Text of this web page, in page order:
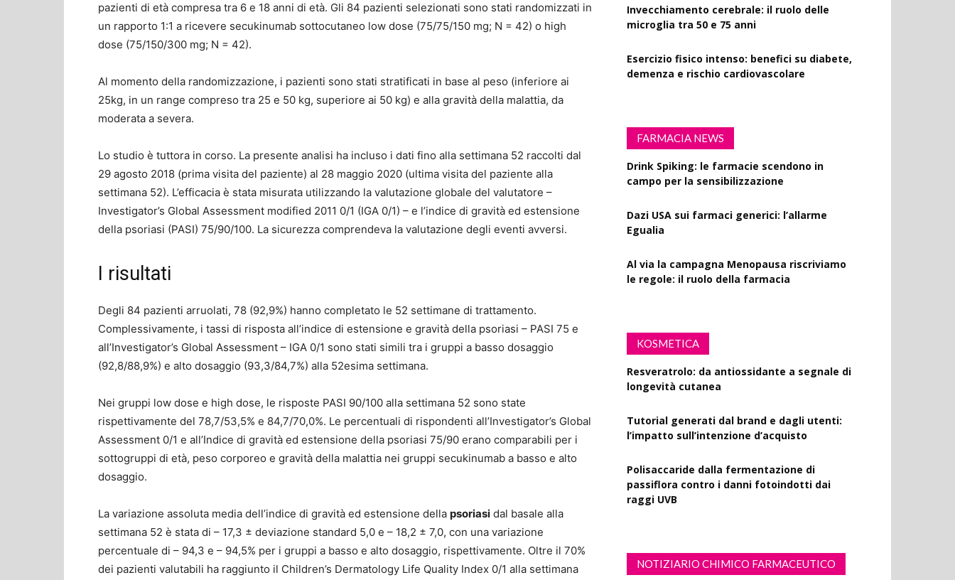
pazienti di età compresa tra 6 e 18 anni di età. Gli 84 pazienti selezionati sono stati randomizzati in
un rapporto 1:1 a ricevere secukinumab sottocutaneo low dose (75/75/150 mg; N = 42) o high
dose (75/150/300 mg; N = 42).
Al momento della randomizzazione, i pazienti sono stati stratificati in base al peso (inferiore ai
25kg, in un range compreso tra 25 e 50 kg, superiore ai 50 kg) e alla gravità della malattia, da
moderata a severa.
Lo studio è tuttora in corso. La presente analisi ha incluso i dati fino alla settimana 52 raccolti dal
29 agosto 2018 (prima visita del paziente) al 28 maggio 2020 (ultima visita del paziente alla
settimana 52). L’efficacia è stata misurata utilizzando la valutazione globale del valutatore –
Investigator’s Global Assessment modified 2011 0/1 (IGA 0/1) – e l’indice di gravità ed estensione
della psoriasi (PASI) 75/90/100. La sicurezza comprendeva la valutazione degli eventi avversi.
I risultati
Degli 84 pazienti arruolati, 78 (92,9%) hanno completato le 52 settimane di trattamento.
Complessivamente, i tassi di risposta all’indice di estensione e gravità della psoriasi – PASI 75 e
all’Investigator’s Global Assessment – IGA 0/1 sono stati simili tra i gruppi a basso dosaggio
(92,8/88,9%) e alto dosaggio (93,3/84,7%) alla 52esima settimana.
Nei gruppi low dose e high dose, le risposte PASI 90/100 alla settimana 52 sono state
rispettivamente del 78,7/53,5% e 84,7/70,0%. Le percentuali di rispondenti all’Investigator’s Global
Assessment 0/1 e all’Indice di gravità ed estensione della psoriasi 75/90 erano comparabili per i
sottogruppi di età, peso corporeo e gravità della malattia nei gruppi secukinumab a basso e alto
dosaggio.
La variazione assoluta media dell’indice di gravità ed estensione della psoriasi dal basale alla
settimana 52 è stata di – 17,3 ± deviazione standard 5,0 e – 18,2 ± 7,0, con una variazione
percentuale di – 94,3 e – 94,5% per i gruppi a basso e alto dosaggio, rispettivamente. Oltre il 70%
dei pazienti valutabili ha raggiunto il Children’s Dermatology Life Quality Index 0/1 alla settimana
Invecchiamento cerebrale: il ruolo delle
microglia tra 50 e 75 anni
Esercizio fisico intenso: benefici su diabete,
demenza e rischio cardiovascolare
FARMACIA NEWS
Drink Spiking: le farmacie scendono in
campo per la sensibilizzazione
Dazi USA sui farmaci generici: l’allarme
Egualia
Al via la campagna Menopausa riscriviamo
le regole: il ruolo della farmacia
KOSMETICA
Resveratrolo: da antiossidante a segnale di
longevità cutanea
Tutorial generati dal brand e dagli utenti:
l’impatto sull’intenzione d’acquisto
Polisaccaride dalla fermentazione di
passiflora contro i danni fotoindotti dai
raggi UVB
NOTIZIARIO CHIMICO FARMACEUTICO